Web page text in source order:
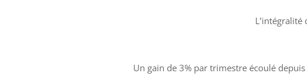
L’intégralité
Un gain de 3% par trimestre écoulé